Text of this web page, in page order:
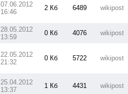
07.06.2012
16:46
2 Кб 6489 wikipost
28.05.2012
13:59
0 Кб 4076 wikipost
22.05.2012
21:32
0 Кб 5722 wikipost
25.04.2012
13:37
1 Кб 4431 wikipost